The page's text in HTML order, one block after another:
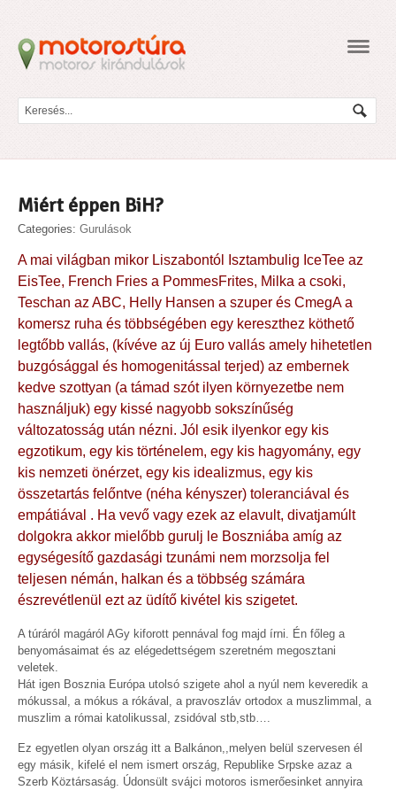
Miért éppen BiH?
Categories: Gurulások
A mai világban mikor Liszabontól Isztambulig IceTee az
EisTee, French Fries a PommesFrites, Milka a csoki,
Teschan az ABC, Helly Hansen a szuper és CmegA a
komersz ruha és többségében egy kereszthez köthető
legtőbb vallás, (kívéve az új Euro vallás amely hihetetlen
buzgósággal és homogenitással terjed) az embernek
kedve szottyan (a támad szót ilyen környezetbe nem
használjuk) egy kissé nagyobb sokszínűség
változatosság után nézni. Jól esik ilyenkor egy kis
egzotikum, egy kis történelem, egy kis hagyomány, egy
kis nemzeti önérzet, egy kis idealizmus, egy kis
összetartás felőntve (néha kényszer) toleranciával és
empátiával . Ha vevő vagy ezek az elavult, divatjamúlt
dolgokra akkor mielőbb gurulj le Boszniába amíg az
egységesítő gazdasági tzunámi nem morzsolja fel
teljesen némán, halkan és a többség számára
észrevétlenül ezt az üdítő kivétel kis szigetet.
A túráról magáról AGy kiforott pennával fog majd írni. Én főleg a
benyomásaimat és az elégedettségem szeretném megosztani
veletek.
Hát igen Bosznia Európa utolsó szigete ahol a nyúl nem keveredik a
mókussal, a mókus a rókával, a pravoszláv ortodox a muszlimmal, a
muszlim a római katolikussal, zsidóval stb,stb….
Ez egyetlen olyan ország itt a Balkánon,,melyen belül szervesen él
egy másik, kifelé el nem ismert ország, Republike Srpske azaz a
Szerb Köztársaság. Údonsült svájci motoros ismerőesinket annyira